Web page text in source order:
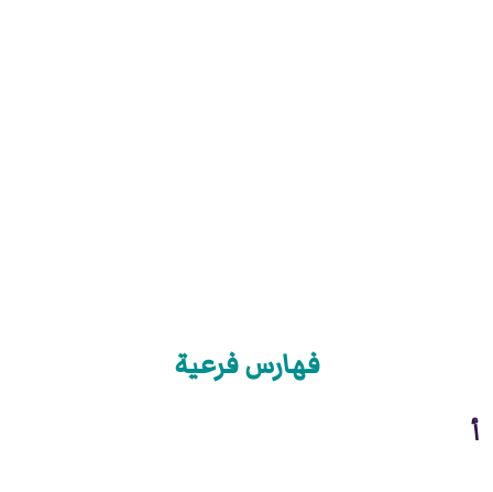
فهارس فرعية
أ